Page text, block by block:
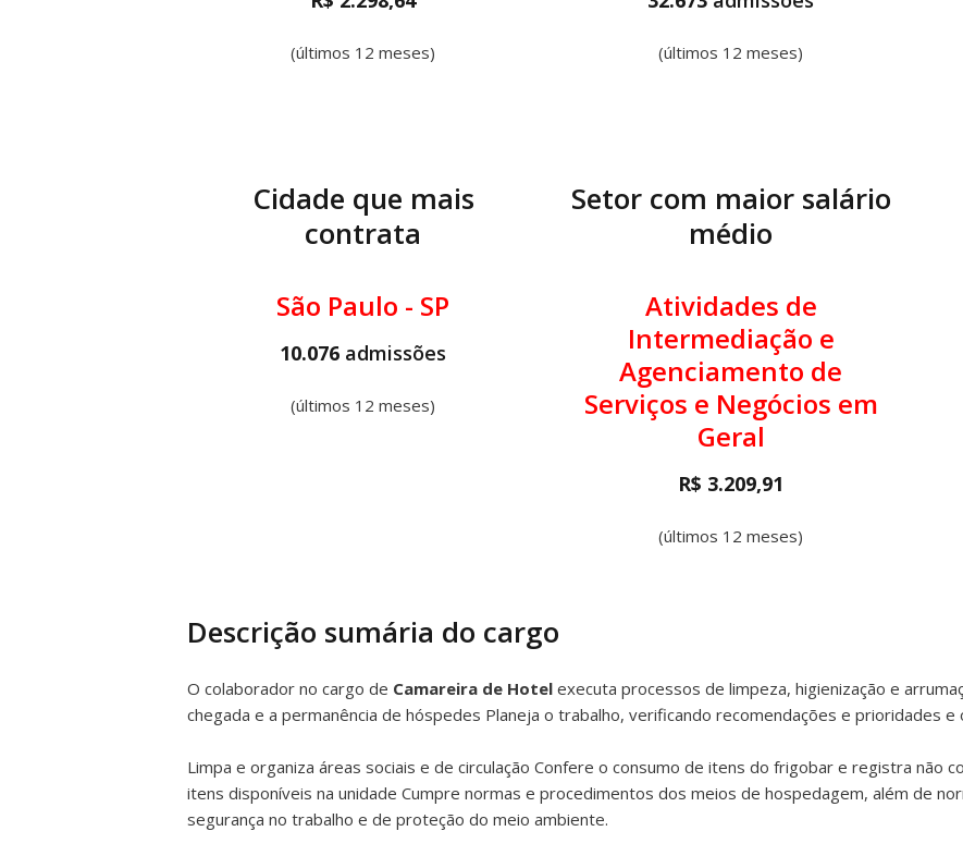
(últimos 12 meses) (últimos 12 meses)
Cidade que mais
contrata
São Paulo - SP
10.076 admissões
(últimos 12 meses)
Setor com maior salário
médio
Atividades de
Intermediação e
Agenciamento de
Serviços e Negócios em
Geral
R$ 3.209,91
(últimos 12 meses)
Descrição sumária do cargo
O colaborador no cargo de Camareira de Hotel executa processos de limpeza, higienização e
chegada e a permanência de hóspedes Planeja o trabalho, verificando recomendações e prioridades
Limpa e organiza áreas sociais e de circulação Confere o consumo de itens do frigobar e registra não
itens disponíveis na unidade Cumpre normas e procedimentos dos meios de hospedagem, além de
segurança no trabalho e de proteção do meio ambiente.